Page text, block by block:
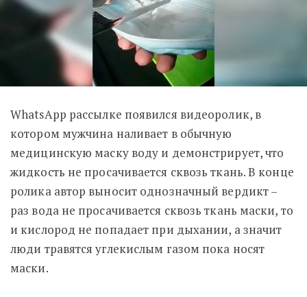
WhatsApp рассылке появился видеоролик, в
котором мужчина наливает в обычную
медицинскую маску воду и демонстрирует, что
жидкость не просачивается сквозь ткань. В конце
ролика автор выносит однозначный вердикт –
раз вода не просачивается сквозь ткань маски, то
и кислород не попадает при дыхании, а значит
люди травятся углекислым газом пока носят
маски.